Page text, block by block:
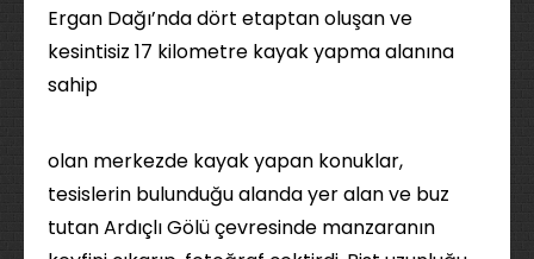
Ergan Dağı’nda dört etaptan oluşan ve
kesintisiz 17 kilometre kayak yapma alanına
sahip
olan merkezde kayak yapan konuklar,
tesislerin bulunduğu alanda yer alan ve buz
tutan Ardıçlı Gölü çevresinde manzaranın